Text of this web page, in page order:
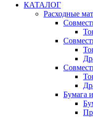
КАТАЛОГ
Расходные
Бумага